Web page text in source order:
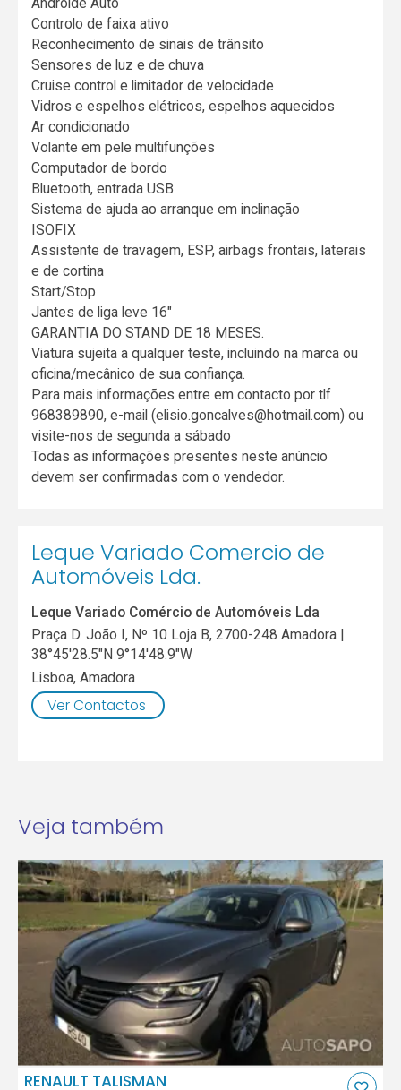
Controlo de faixa ativo
Reconhecimento de sinais de trânsito
Sensores de luz e de chuva
Cruise control e limitador de velocidade
Vidros e espelhos elétricos, espelhos aquecidos
Ar condicionado
Volante em pele multifunções
Computador de bordo
Bluetooth, entrada USB
Sistema de ajuda ao arranque em inclinação
ISOFIX
Assistente de travagem, ESP, airbags frontais, laterais
e de cortina
Start/Stop
Jantes de liga leve 16"
GARANTIA DO STAND DE 18 MESES.
Viatura sujeita a qualquer teste, incluindo na marca ou
oficina/mecânico de sua confiança.
Para mais informações entre em contacto por tlf
968389890, e-mail (elisio.goncalves@hotmail.com) ou
visite-nos de segunda a sábado
Todas as informações presentes neste anúncio
devem ser confirmadas com o vendedor.
Leque Variado Comercio de
Automóveis Lda.
Leque Variado Comércio de Automóveis Lda
Praça D. João I, Nº 10 Loja B, 2700-248 Amadora |
38°45'28.5"N 9°14'48.9"W
Lisboa,Amadora
Ver Contactos
Veja também
RENAULT TALISMAN